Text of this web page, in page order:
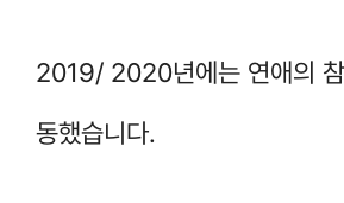
2019/ 2020년에는 연애의
동했습니다.